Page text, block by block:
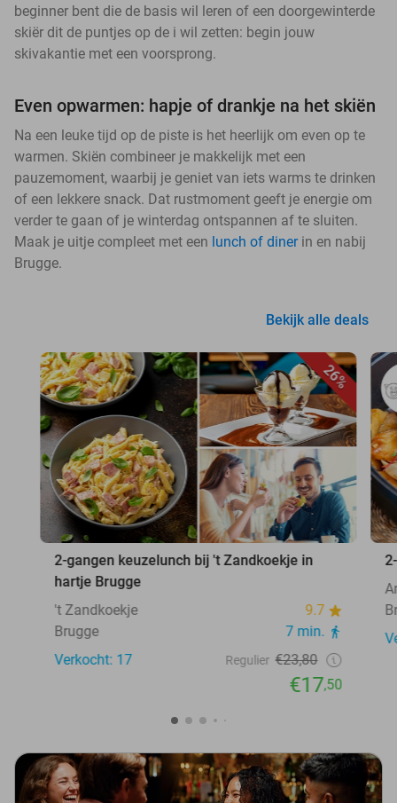
beginner bent die de basis wil leren of een doorgewinterde
skiër dit de puntjes op de i wil zetten: begin jouw
skivakantie met een voorsprong.
Even opwarmen: hapje of drankje na het skiën
Na een leuke tijd op de piste is het heerlijk om even op te
warmen. Skiën combineer je makkelijk met een
pauzemoment, waarbij je geniet van iets warms te drinken
of een lekkere snack. Dat rustmoment geeft je energie om
verder te gaan of je winterdag ontspannen af te sluiten.
Maak je uitje compleet met een lunch of dinerin en nabij
Brugge.
Bekijk alle deals
26%
2-gangen keuzelunch bij 't Zandkoekje in
hartje Brugge
't Zandkoekje
9.7
Brugge
7 min.
Verkocht: 17
Regulier €23,80
€17,50